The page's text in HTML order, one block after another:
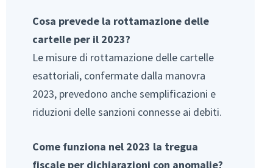
Cosa prevede la rottamazione delle
cartelle per il 2023?
Le misure di rottamazione delle cartelle
esattoriali, confermate dalla manovra
2023, prevedono anche semplificazioni e
riduzioni delle sanzioni connesse ai debiti.
Come funziona nel 2023 la tregua
fiscale per dichiarazioni con anomalie?